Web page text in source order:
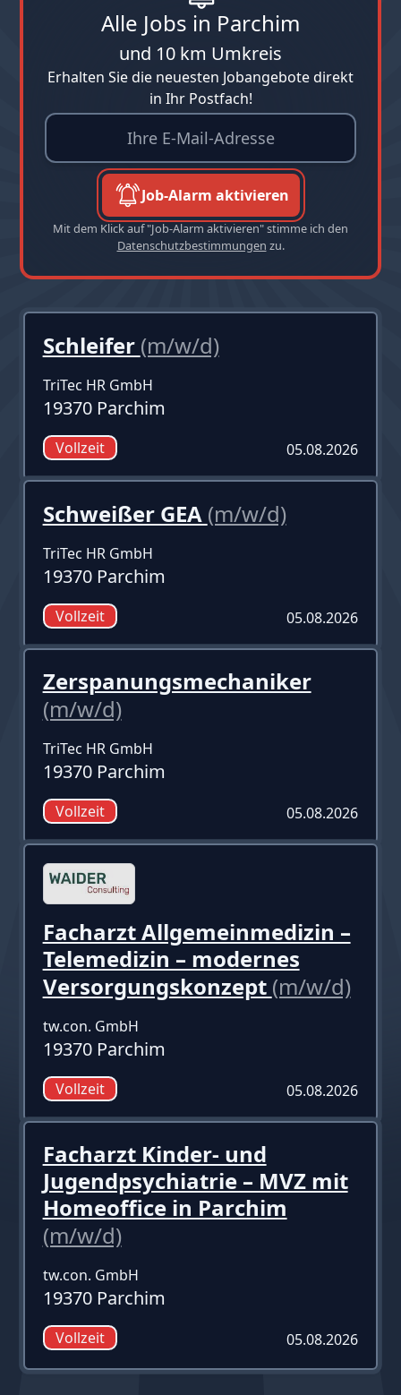
Alle Jobs in Parchim
und 10 km Umkreis
Erhalten Sie die neuesten Jobangebote direkt
in Ihr Postfach!
Job-Alarm aktivieren
Mit dem Klick auf "Job-Alarm aktivieren" stimme ich den
Datenschutzbestimmungen zu.
Schleifer (m/w/d)
TriTec HR GmbH
19370 Parchim
Vollzeit 05.08.2026
Schweißer GEA (m/w/d)
TriTec HR GmbH
19370 Parchim
Vollzeit 05.08.2026
Zerspanungsmechaniker
(m/w/d)
TriTec HR GmbH
19370 Parchim
Vollzeit 05.08.2026
Facharzt Allgemeinmedizin –
Telemedizin – modernes
Versorgungskonzept (m/w/d)
tw.con. GmbH
19370 Parchim
Vollzeit 05.08.2026
Facharzt Kinder- und
Jugendpsychiatrie – MVZ mit
Homeoffice in Parchim
(m/w/d)
tw.con. GmbH
19370 Parchim
Vollzeit 05.08.2026